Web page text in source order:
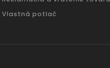
Vlastná potlač